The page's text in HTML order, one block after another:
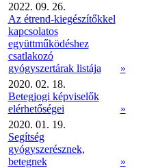
2022. 09. 26.
Az étrend-kiegészítőkkel
kapcsolatos
együttműködéshez
csatlakozó
gyógyszertárak listája
»
2020. 02. 18.
Betegjogi képviselők
elérhetőségei
»
2020. 01. 19.
Segítség
gyógyszerésznek,
betegnek
»